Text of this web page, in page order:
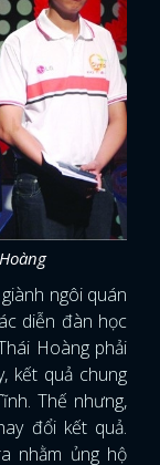
ngôi quán
diễn đàn học
Hoàng phải
kết quả chung
Thế nhưng,
đổi kết quả.
nhằm ủng hộ